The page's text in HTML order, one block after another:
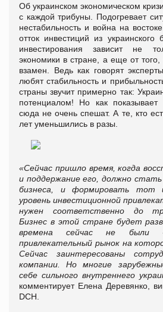
Об украинском экономическом
с каждой трибуны. Подогревает
нестабильность и война на
отток инвестиций из
инвестирования зависит не
экономики в стране, а еще от того,
взамен. Ведь как говорят
любят стабильность и
страны звучит примерно так:
потенциалом! Но как показывает
сюда не очень спешат. А те, кто
лет уменьшились в разы.
«Сейчас пришло время, когда
и поддержание его, должно стать
бизнеса, и формировать
уровень инвестиционной
нужен соответственно до
Бизнес в этой стране будет
времена сейчас не были
привлекательный рынок на
Сейчас заинтересованы
компании. Но многие
себе сильного внутреннего
комментирует Елена Деревянко,
DCH.